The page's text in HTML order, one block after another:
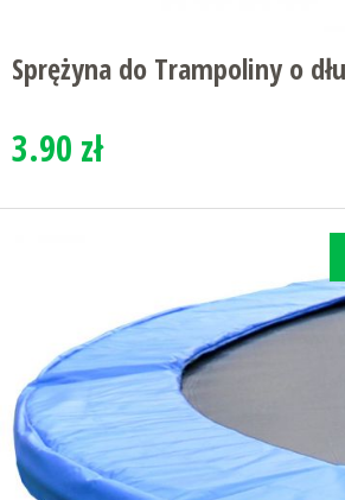
Sprężyna do Trampoliny o
3.90 zł